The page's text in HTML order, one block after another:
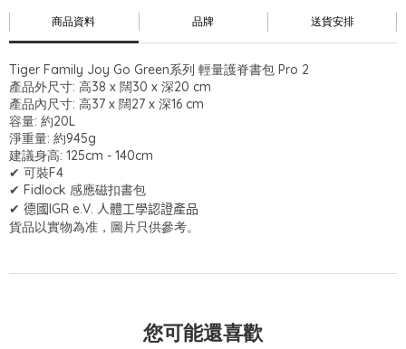
商品資料 品牌 送貨安排
Tiger Family Joy Go Green系列 輕量護脊書包 Pro 2
產品外尺寸: 高38 x 闊30 x 深20 cm
產品內尺寸: 高37 x 闊27 x 深16 cm
容量: 約20L
淨重量: 約945g
建議身高: 125cm - 140cm
✔ 可裝F4
✔ Fidlock 感應磁扣書包
✔ 德國IGR e.V. 人體工學認證產品
貨品以實物為准，圖片只供參考。
您可能還喜歡